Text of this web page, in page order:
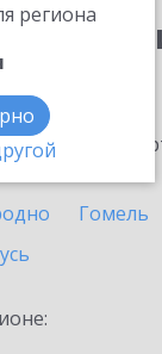
региона
Гомель